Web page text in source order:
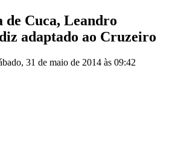
de Cuca, Leandro
adaptado ao Cruzeiro
31 de maio de 2014 às 09:42